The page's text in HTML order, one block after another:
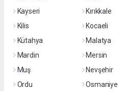
Kayseri
Kırıkkale
Kilis
Kocaeli
Kütahya
Malatya
Mardin
Mersin
Muş
Nevşehir
Ordu
Osmaniye